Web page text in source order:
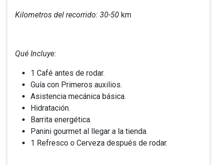
Kilometros del recorrido: 30-50 km
Qué Incluye:
1 Café antes de rodar.
Guía con Primeros auxilios.
Asistencia mecánica básica.
Hidratación.
Barrita energética.
Panini gourmet al llegar a la tienda.
1 Refresco o Cerveza después de rodar.